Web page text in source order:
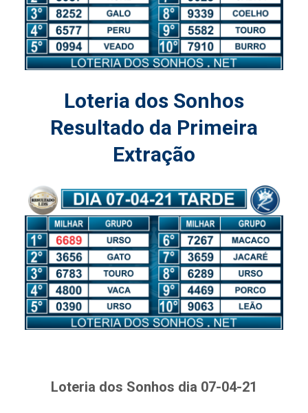
Loteria dos Sonhos
Resultado da Primeira
Extração
Loteria dos Sonhos dia 07-04-21